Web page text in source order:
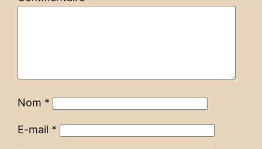
Nom *
E-mail *